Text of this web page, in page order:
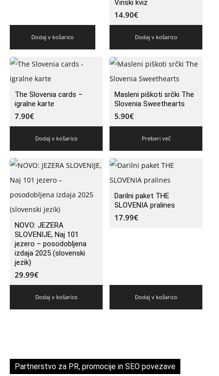
Dodaj v košarico
Vinski kviz
14.90€
Dodaj v košarico
The Slovenia cards –
igralne karte
7.90€
Dodaj v košarico
Masleni piškoti srčki The
Slovenia Sweethearts
5.90€
Preberi več
NOVO: JEZERA
SLOVENIJE, Naj 101
jezero – posodobljena
izdaja 2025 (slovenski
jezik)
29.99€
Dodaj v košarico
Darilni paket THE
SLOVENIA pralines
17.99€
Dodaj v košarico
Partnerstvo za PR, promocije in SEO povezave